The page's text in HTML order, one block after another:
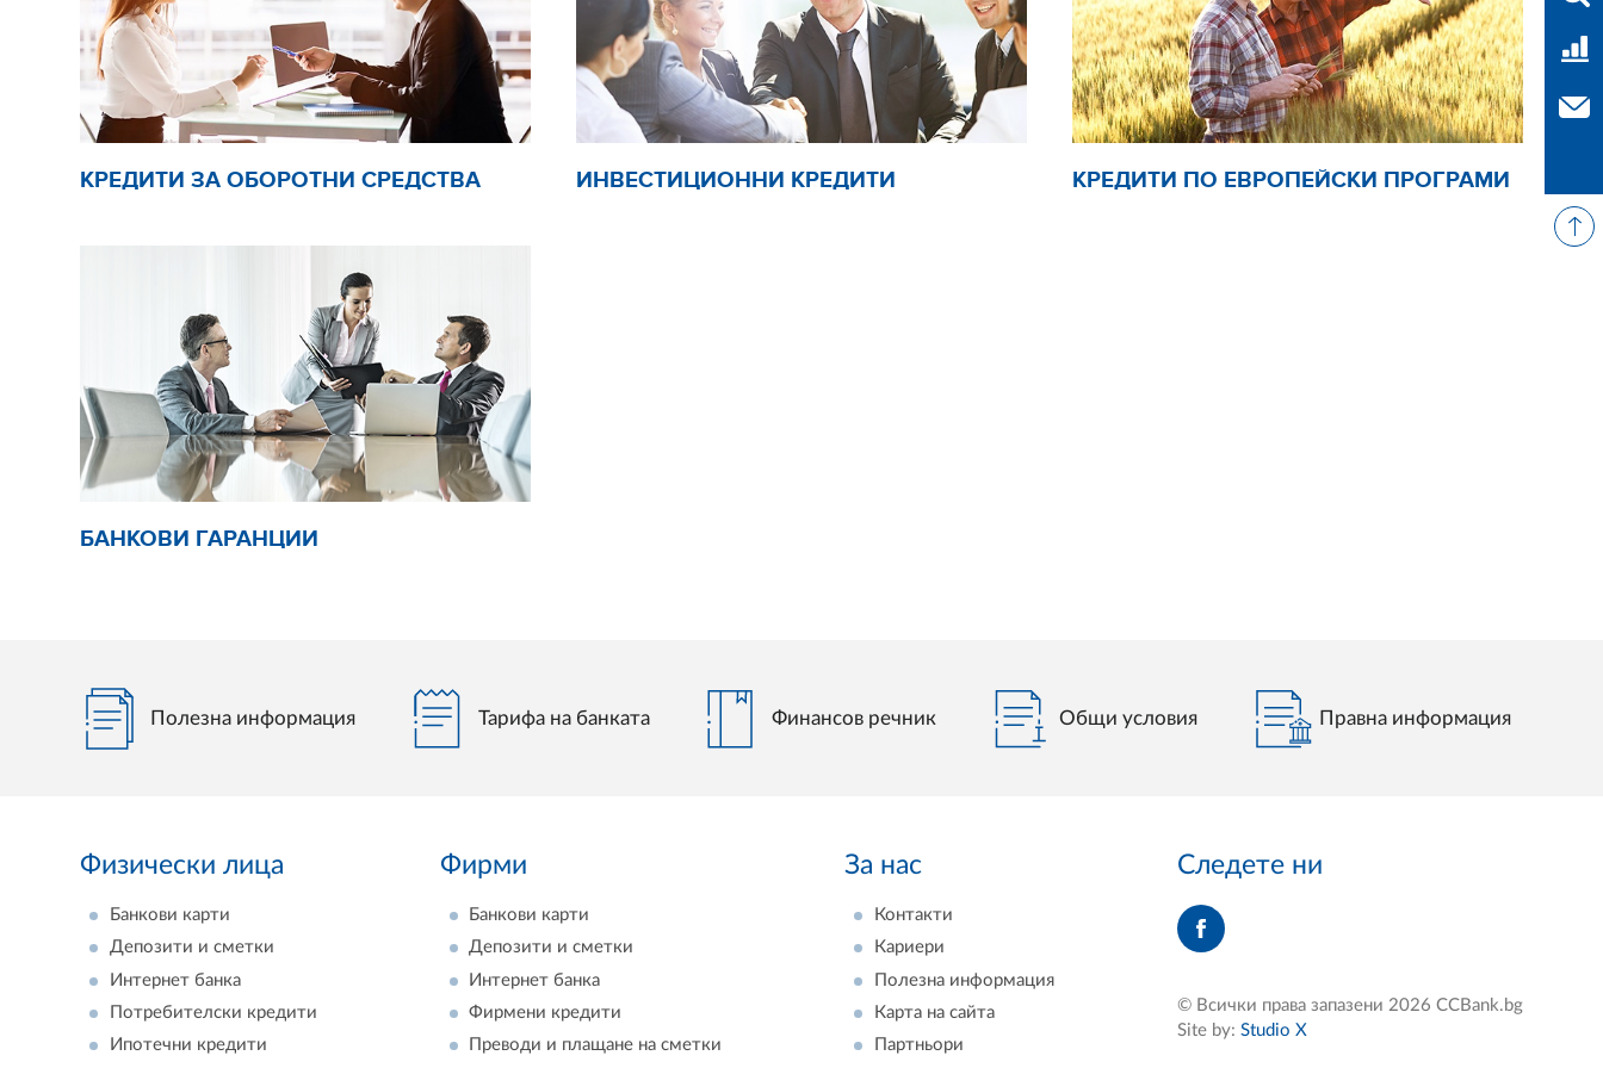
КРЕДИТИ ЗА ОБОРОТНИ СРЕДСТВА ИНВЕСТИЦИОННИ КРЕДИТИ КРЕДИТИ ПО ЕВРОПЕЙСКИ ПРОГРАМИ
БАНКОВИ ГАРАНЦИИ
Полезна информация Тарифа на банката Финансов речник Общи условия Правна информация
Физически лица
Банкови карти
Депозити и сметки
Интернет банка
Потребителски кредити
Ипотечни кредити
Фирми
Банкови карти
Депозити и сметки
Интернет банка
Фирмени кредити
Преводи и плащане на сметки
За нас
Контакти
Кариери
Полезна информация
Карта на сайта
Партньори
Следете ни
© Всички права запазени 2026 CCBank.bg
Site by: Studio X